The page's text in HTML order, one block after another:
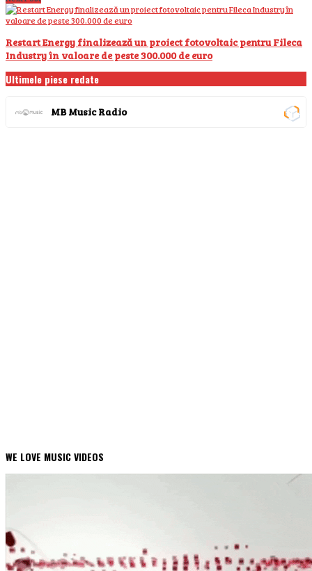
Restart Energy finalizează un proiect fotovoltaic pentru Fileca
Industry în valoare de peste 300.000 de euro
Ultimele piese redate
MB Music Radio
WE LOVE MUSIC VIDEOS